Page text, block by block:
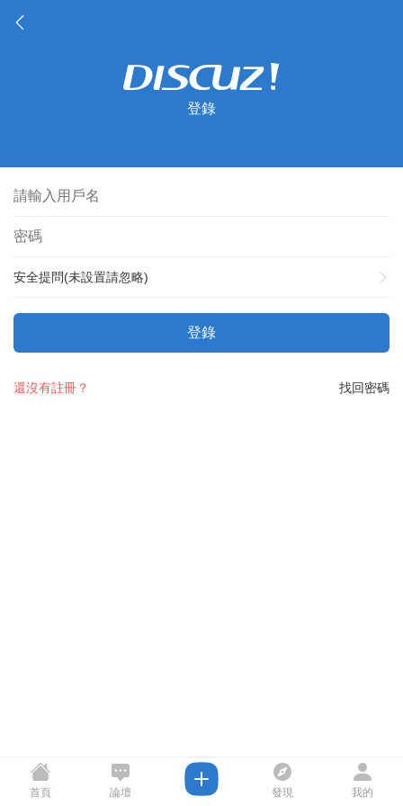
登錄
安全提問(未設置請忽略)
登錄
找回密碼
還沒有註冊？
首頁 論壇 發現 我的